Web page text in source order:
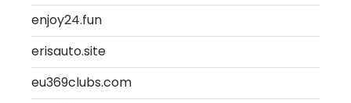
enjoy24.fun
erisauto.site
eu369clubs.com